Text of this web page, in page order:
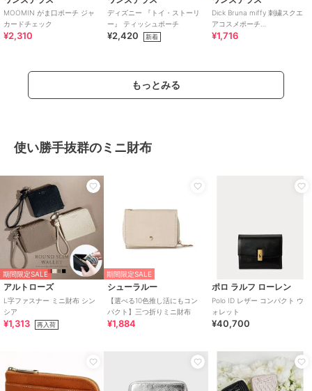
MOOMIN がま口ポーチ ジャ
カードチェック
¥2,310
ディズニー 『トイ・ストーリ
ー』 ティッシュポーチ
¥2,420 新着
Dick Bruna miffy 刺繍スクエ
アコスメポーチ
strawberry&tulip
¥1,716
もっとみる
使い勝手抜群のミニ財布
期間限定SALE
アルトローズ
L字ファスナー ミニ財布 シン
シア
¥1,313 再入荷
期間限定SALE
シューラルー
【選べる10色推し活にもコン
パクト】三つ折りミニ財布
¥1,884
ポロ ラルフ ローレン
Polo ID レザー コンパクト ウ
ォレット
¥40,700